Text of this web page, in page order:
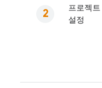
프로젝트
설정